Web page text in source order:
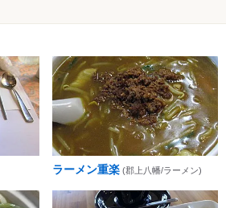
ラーメン重楽 (郡上八幡/ラーメン)